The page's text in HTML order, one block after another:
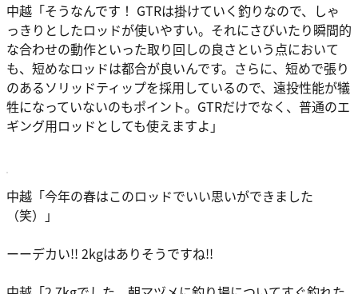
中越 「そうなんです！ GTRは掛けていく釣りなので、しゃ
っきりとしたロッドが使いやすい。それにさびいたり瞬間的
な合わせの動作といった取り回しの良さという点において
も、短めなロッドは都合が良いんです。さらに、短めで張り
のあるソリッドティップを採用しているので、遠投性能が犠
牲になっていないのもポイント。GTRだけでなく、普通のエ
ギング用ロッドとしても使えますよ」
中越 「今年の春はこのロッドでいい思いができました
（笑）」
ーーデカい!! 2kgはありそうですね!!